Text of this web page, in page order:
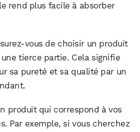
rend plus facile à absorber
vous de choisir un produit
tierce partie. Cela signifie
sa pureté et sa qualité par un
produit qui correspond à vos
Par exemple, si vous cherchez